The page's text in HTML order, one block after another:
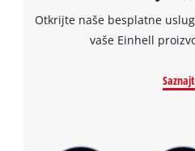
Otkrijte naše besplatne
vaše Einhell